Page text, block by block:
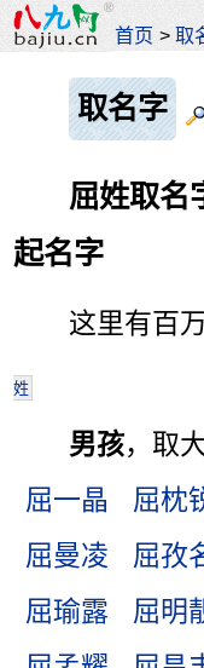
首页 >取
取名字
屈姓取名
起名字
这里有百
姓
男孩，取
屈一晶
屈枕
屈曼凌
屈孜
屈瑜露
屈明